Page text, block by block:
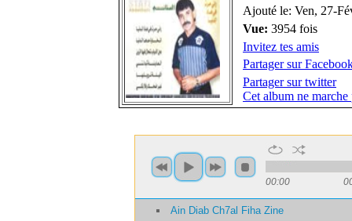
Ajouté le: Ven, 27-
Vue: 3954 fois
Invitez tes amis
Partager sur
Partager sur twitter
Cet album ne marche